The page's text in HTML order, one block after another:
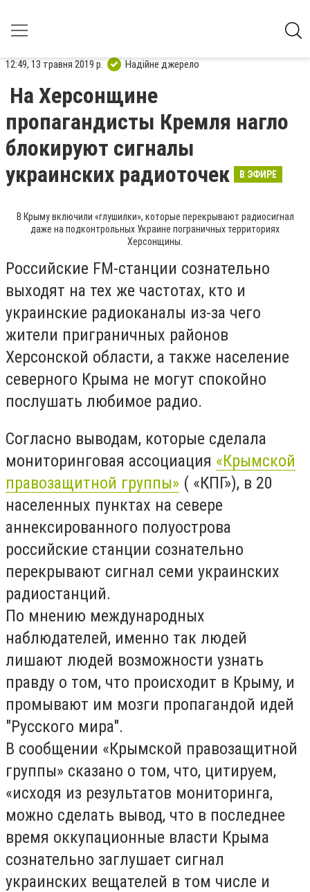
12:49, 13 травня 2019 р. Надійне джерело
На Херсонщине
пропагандисты Кремля нагло
блокируют сигналы
украинских радиоточек
В ЭФИРЕ
В Крыму включили «глушилки», которые перекрывают радиосигнал
даже на подконтрольных Украине пограничных территориях
Херсонщины.
Российские FM-станции сознательно
выходят на тех же частотах, кто и
украинские радиоканалы из-за чего
жители приграничных районов
Херсонской области, а также население
северного Крыма не могут спокойно
послушать любимое радио.
Согласно выводам, которые сделала
мониторинговая ассоциация «Крымской
правозащитной группы» ( «КПГ»), в 20
населенных пунктах на севере
аннексированного полуострова
российские станции сознательно
перекрывают сигнал семи украинских
радиостанций.
По мнению международных
наблюдателей, именно так людей
лишают людей возможности узнать
правду о том, что происходит в Крыму, и
промывают им мозги пропагандой идей
"Русского мира".
В сообщении «Крымской правозащитной
группы» сказано о том, что, цитируем,
«исходя из результатов мониторинга,
можно сделать вывод, что в последнее
время оккупационные власти Крыма
сознательно заглушает сигнал
украинских вещателей в том числе и